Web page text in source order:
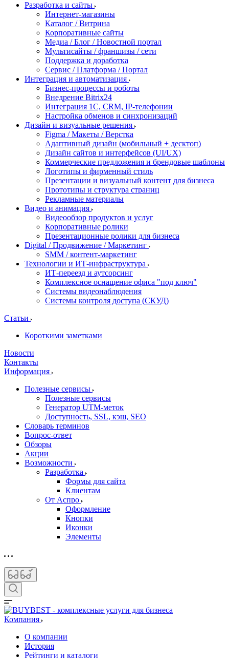
Разработка и сайты
Интернет-магазины
Каталог / Витрина
Корпоративные сайты
Медиа / Блог / Новостной портал
Мультисайты / франшизы / сети
Поддержка и доработка
Сервис / Платформа / Портал
Интеграция и автоматизация
Бизнес-процессы и роботы
Внедрение Bitrix24
Интеграция 1С, CRM, IP-телефонии
Настройка обменов и синхронизаций
Дизайн и визуальные решения
Figma / Макеты / Верстка
Адаптивный дизайн (мобильный + десктоп)
Дизайн сайтов и интерфейсов (UI/UX)
Коммерческие предложения и брендовые шаблоны
Логотипы и фирменный стиль
Презентации и визуальный контент для бизнеса
Прототипы и структура страниц
Рекламные материалы
Видео и анимация
Видеообзор продуктов и услуг
Корпоративные ролики
Презентационные ролики для бизнеса
Digital / Продвижение / Маркетинг
SMM / контент-маркетинг
Технологии и ИТ-инфраструктура
ИТ-переезд и аутсорсинг
Комплексное оснащение офиса "под ключ"
Системы видеонаблюдения
Системы контроля доступа (СКУД)
Статьи
Короткими заметками
Новости
Контакты
Информация
Полезные сервисы
Полезные сервисы
Генератор UTM‑меток
Доступность, SSL, кэш, SEO
Словарь терминов
Вопрос-ответ
Обзоры
Акции
Возможности
Разработка
Формы для сайта
Клиентам
От Аспро
Оформление
Кнопки
Иконки
Элементы
Компания
О компании
История
Рейтинги и каталоги